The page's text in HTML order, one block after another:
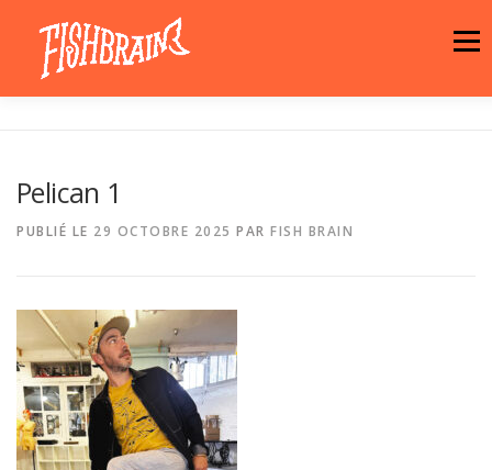
contenu
Menu
LA BOUTIQUE
Pelican 1
PUBLIÉ LE 29 OCTOBRE 2025 PAR FISH BRAIN